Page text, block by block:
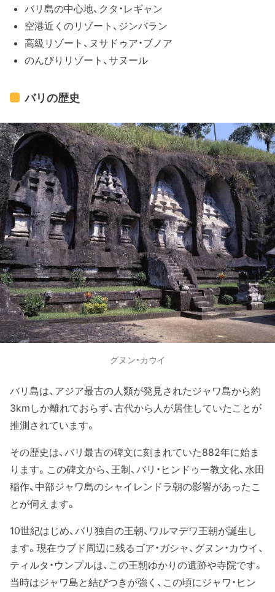
バリ島の中心地、クタ・レギャン
空港近くのリゾート、ジンバラン
高級リゾート、ヌサドゥア・ブノア
のんびりリゾート、サヌール
バリの歴史
グヌン・カウイ
バリ島は、アジア最古の人類が発見されたジャワ島から約
3kmしか離れておらず、古代から人が居住していたことが
推測されています。
その歴史は、バリ最古の碑文に刻まれていた882年に始ま
ります。この碑文から、王制、バリ・ヒンドゥー教文化、水田
稲作、中部ジャワ島のシャイレンドラ朝の影響があったこ
とが伺えます。
10世紀はじめ、バリ独自の王朝、ワルマデワ王朝が誕生し
ます。現在ウブド周辺に残るゴア・ガシャ、グヌン・カウイ、
ティルタ・ウンプルは、この王朝ゆかりの遺跡や寺院です。
当時はジャワ島と結びつきが強く、この頃にジャワ・ヒン